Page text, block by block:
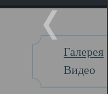
Галерея
Видео